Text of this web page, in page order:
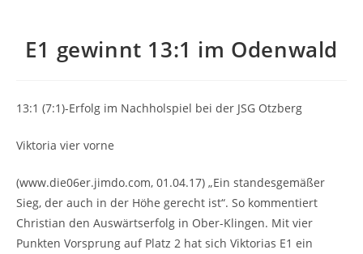
E1 gewinnt 13:1 im Odenwald
13:1 (7:1)-Erfolg im Nachholspiel bei der JSG Otzberg
Viktoria vier vorne
(www.die06er.jimdo.com, 01.04.17) „Ein standesgemäßer
Sieg, der auch in der Höhe gerecht ist“. So kommentiert
Christian den Auswärtserfolg in Ober-Klingen. Mit vier
Punkten Vorsprung auf Platz 2 hat sich Viktorias E1 ein